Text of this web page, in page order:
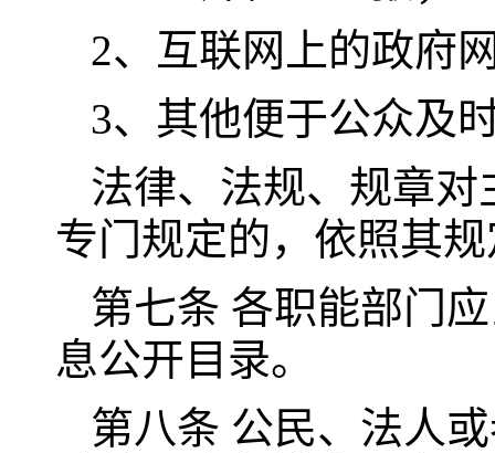
2、互联网上的政府
3、其他便于公众及
法律、法规、规章
专门规定的，依照其
第七条 各职能部门
息公开目录。
第八条 公民、法人